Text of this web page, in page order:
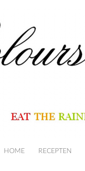
HOME RECEPTEN